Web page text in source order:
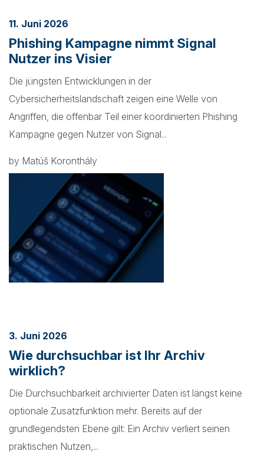
11. Juni 2026
Phishing Kampagne nimmt Signal
Nutzer ins Visier
Die jüngsten Entwicklungen in der
Cybersicherheitslandschaft zeigen eine Welle von
Angriffen, die offenbar Teil einer koordinierten Phishing
Kampagne gegen Nutzer von Signal...
by Matúš Koronthály
3. Juni 2026
Wie durchsuchbar ist Ihr Archiv
wirklich?
Die Durchsuchbarkeit archivierter Daten ist längst keine
optionale Zusatzfunktion mehr. Bereits auf der
grundlegendsten Ebene gilt: Ein Archiv verliert seinen
praktischen Nutzen,...